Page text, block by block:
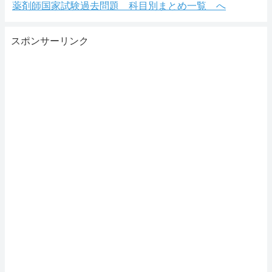
薬剤師国家試験過去問題 科目別まとめ一覧 へ
スポンサーリンク